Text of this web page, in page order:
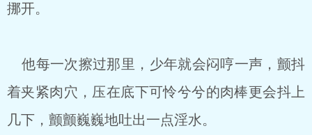
挪开。
他每一次擦过那里，少年就会闷哼一声，颤抖
着夹紧肉穴，压在底下可怜兮兮的肉棒更会抖上
几下，颤颤巍巍地吐出一点淫水。